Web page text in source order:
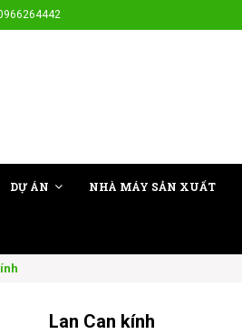
DỰ ÁN NHÀ MÁY SẢN XUẤT
Lan Can kính